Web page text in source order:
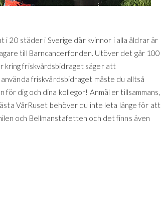
20 städer i Sverige där kvinnor i alla åldrar är
till Barncancerfonden. Utöver det går 100
kring friskvårdsbidraget säger att
friskvårdsbidraget måste du alltså
dig och dina kollegor! Anmäl er tillsammans,
VårRuset behöver du inte leta länge för att
och Bellmanstafetten och det finns även